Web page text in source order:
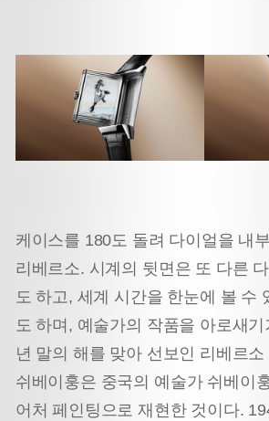
케이스를 180도 돌려 다이얼을 내
리베르소. 시계의 뒷면은 또 다른
도 하고, 세계 시간을 한눈에 볼 수
도 하며, 예술가의 작품을 아로새
년 말의 해를 맞아 선보인 리베르
쉬베이훙은 중국의 예술가 쉬베이
어처 페인팅으로 재현한 것이다.